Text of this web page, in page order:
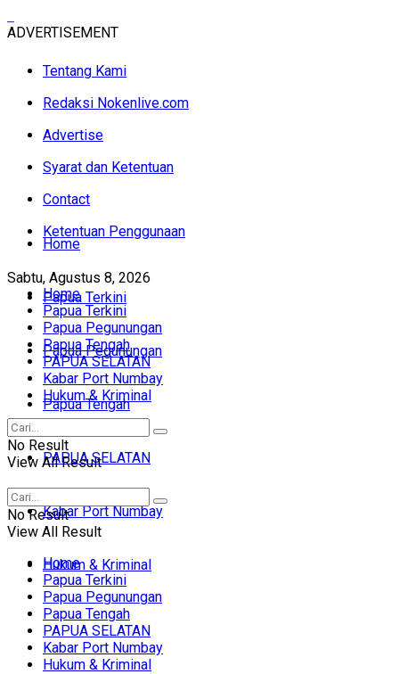
ADVERTISEMENT
Tentang Kami
Redaksi Nokenlive.com
Advertise
Syarat dan Ketentuan
Contact
Ketentuan Penggunaan
Sabtu, Agustus 8, 2026
Home
Papua Terkini
Papua Pegunungan
Papua Tengah
PAPUA SELATAN
Kabar Port Numbay
Hukum & Kriminal
Home
Papua Terkini
Papua Pegunungan
Papua Tengah
PAPUA SELATAN
Kabar Port Numbay
Hukum & Kriminal
No Result
View All Result
No Result
View All Result
Home
Papua Terkini
Papua Pegunungan
Papua Tengah
PAPUA SELATAN
Kabar Port Numbay
Hukum & Kriminal